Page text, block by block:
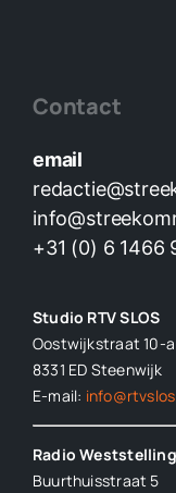
Contact
email
+31 (0) 6 1466
Studio RTV SLOS
Oostwijkstraat 10-a
8331 ED Steenwijk
E-mail:
Radio
Buurthuisstraat 5